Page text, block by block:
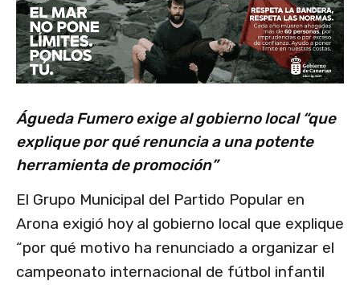
Águeda Fumero exige al gobierno local “que
explique por qué renuncia a una potente
herramienta de promoción”
El Grupo Municipal del Partido Popular en
Arona exigió hoy al gobierno local que explique
“por qué motivo ha renunciado a organizar el
campeonato internacional de fútbol infantil